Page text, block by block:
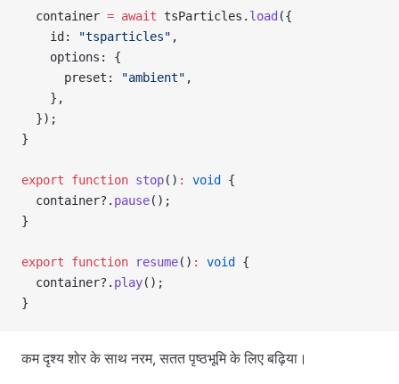
  container
= await tsParticles. load ({
    id:
"tsparticles" ,
    options: {
      preset:
"ambient" ,
    },
  });
}
export function stop() : void
{
  container?.
pause();
}
export function resume() : void
{
  container?.
play();
}
कम दृश्य शोर के साथ नरम, सतत पृष्ठभूमि के लिए बढ़िया।